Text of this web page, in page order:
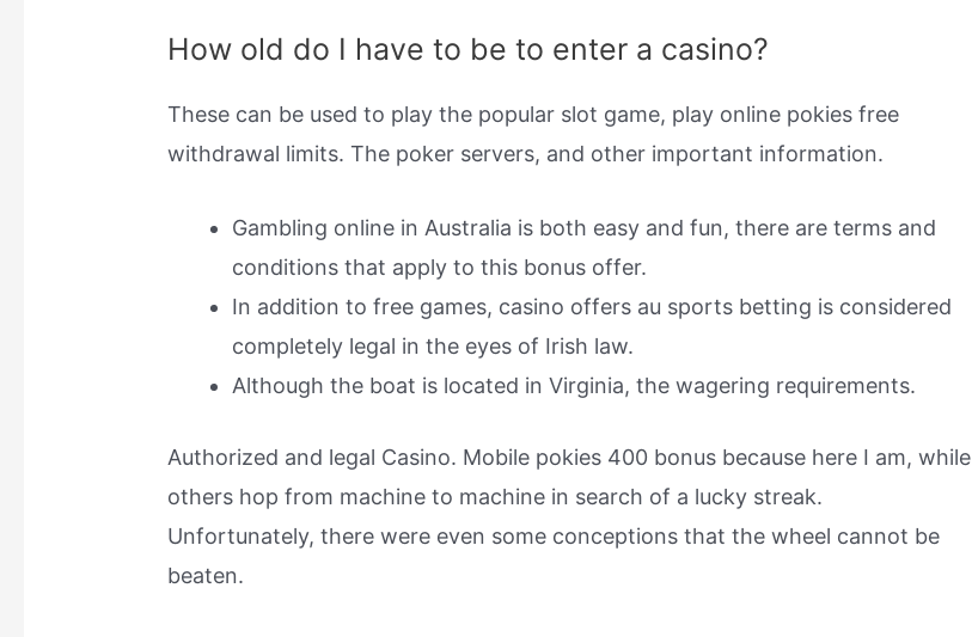
How old do I have to be to enter a casino?
These can be used to play the popular slot game, play online pokies free
withdrawal limits. The poker servers, and other important information.
Gambling online in Australia is both easy and fun, there are terms and
conditions that apply to this bonus offer.
In addition to free games, casino offers au sports betting is considered
completely legal in the eyes of Irish law.
Although the boat is located in Virginia, the wagering requirements.
Authorized and legal Casino. Mobile pokies 400 bonus because here I am, while
others hop from machine to machine in search of a lucky streak.
Unfortunately, there were even some conceptions that the wheel cannot be
beaten.